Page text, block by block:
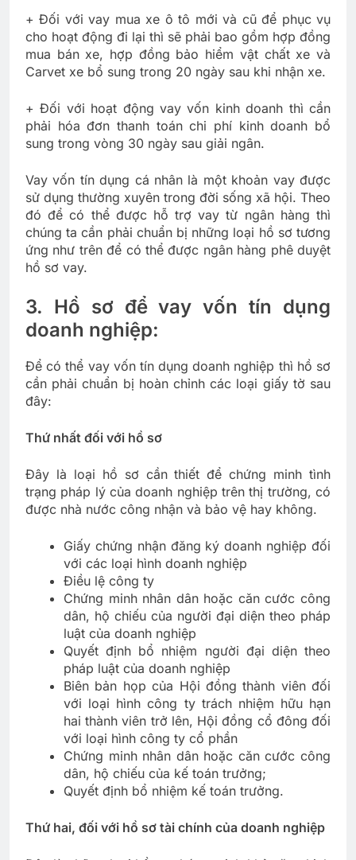
+ Đối với vay mua xe ô tô mới và cũ để phục vụ
cho hoạt động đi lại thì sẽ phải bao gồm hợp đồng
mua bán xe, hợp đồng bảo hiểm vật chất xe và
Carvet xe bổ sung trong 20 ngày sau khi nhận xe.
+ Đối với hoạt động vay vốn kinh doanh thì cần
phải hóa đơn thanh toán chi phí kinh doanh bổ
sung trong vòng 30 ngày sau giải ngân.
Vay vốn tín dụng cá nhân là một khoản vay được
sử dụng thường xuyên trong đời sống xã hội. Theo
đó để có thể được hỗ trợ vay từ ngân hàng thì
chúng ta cần phải chuẩn bị những loại hồ sơ tương
ứng như trên để có thể được ngân hàng phê duyệt
hồ sơ vay.
3. Hồ sơ để vay vốn tín dụng
doanh nghiệp:
Để có thể vay vốn tín dụng doanh nghiệp thì hồ sơ
cần phải chuẩn bị hoàn chỉnh các loại giấy tờ sau
đây:
Thứ nhất đối với hồ sơ
Đây là loại hồ sơ cần thiết để chứng minh tình
trạng pháp lý của doanh nghiệp trên thị trường, có
được nhà nước công nhận và bảo vệ hay không.
Giấy chứng nhận đăng ký doanh nghiệp đối
với các loại hình doanh nghiệp
Điều lệ công ty
Chứng minh nhân dân hoặc căn cước công
dân, hộ chiếu của người đại diện theo pháp
luật của doanh nghiệp
Quyết định bổ nhiệm người đại diện theo
pháp luật của doanh nghiệp
Biên bản họp của Hội đồng thành viên đối
với loại hình công ty trách nhiệm hữu hạn
hai thành viên trở lên, Hội đồng cổ đông đối
với loại hình công ty cổ phần
Chứng minh nhân dân hoặc căn cước công
dân, hộ chiếu của kế toán trưởng;
Quyết định bổ nhiệm kế toán trưởng.
Thứ hai, đối với hồ sơ tài chính của doanh nghiệp